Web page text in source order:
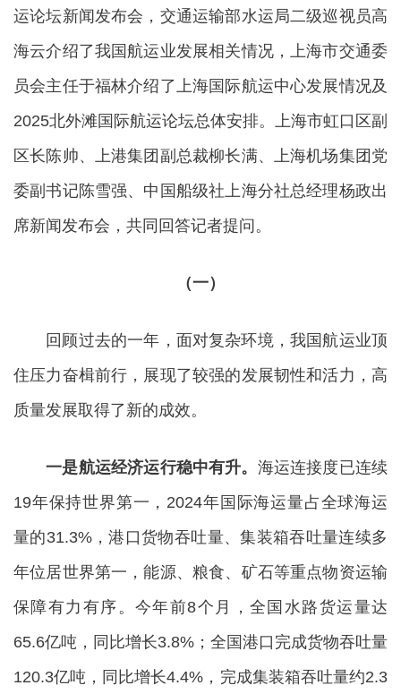
运论坛新闻发布会，交通运输部水运局二级巡视员高
海云介绍了我国航运业发展相关情况，上海市交通委
员会主任于福林介绍了上海国际航运中心发展情况及
2025北外滩国际航运论坛总体安排。上海市虹口区副
区长陈帅、上港集团副总裁柳长满、上海机场集团党
委副书记陈雪强、中国船级社上海分社总经理杨政出
席新闻发布会，共同回答记者提问。
（一）
回顾过去的一年，面对复杂环境，我国航运业顶
住压力奋楫前行，展现了较强的发展韧性和活力，高
质量发展取得了新的成效。
一是航运经济运行稳中有升。 海运连接度已连续
19年保持世界第一，2024年国际海运量占全球海运
量的31.3%，港口货物吞吐量、集装箱吞吐量连续多
年位居世界第一，能源、粮食、矿石等重点物资运输
保障有力有序。今年前8个月，全国水路货运量达
65.6亿吨，同比增长3.8%；全国港口完成货物吞吐量
120.3亿吨，同比增长4.4%，完成集装箱吞吐量约2.3